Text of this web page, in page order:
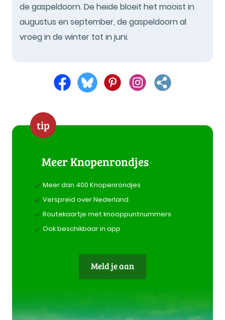
de gaspeldoorn. De heide bloeit het mooist in
augustus en september, de gaspeldoorn al
vroeg in de winter tot in juni.
tip
Meer Knopenrondjes
Meer dan 400 Knopenrondjes
Verspreid over Nederland
Routekaartje met knooppuntnummers
Ook beschikbaar in app
Meld je aan